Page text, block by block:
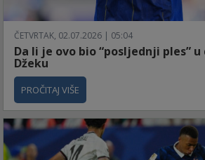
ČETVRTAK, 02.07.2026 | 05:04
Da li je ovo bio “posljednji ples” u
Džeku
PROČITAJ VIŠE